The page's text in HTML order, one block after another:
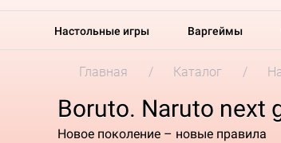
Настольные игры Варгеймы
Главная Каталог
Boruto. Naruto next
Новое поколение – новые правила